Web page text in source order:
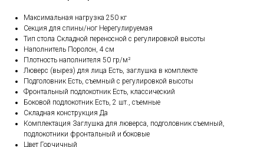
Максимальная нагрузка 250 кг
Секция для спины/ног Нерегулируемая
Тип стола Складной переносной с регулировкой высоты
Наполнитель Поролон, 4 см
Плотность наполнителя 50 гр/м²
Люверс (вырез) для лица Есть, заглушка в комплекте
Подголовник Есть, съемный с регулировкой высоты
Фронтальный подлокотник Есть, классический
Боковой подлокотник Есть, 2 шт., съемные
Складная конструкция Да
Комплектация Заглушка для люверса, подголовник съемный,
подлокотники фронтальный и боковые
Цвет Горчичный